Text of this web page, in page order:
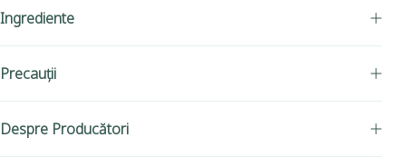
Ingrediente
Precauții
Despre Producători